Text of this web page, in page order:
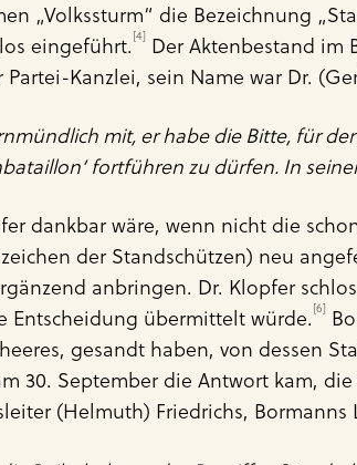
„Volkssturm“ die Bezeichnung
eingeführt. [4] Der Aktenbestand im
Kanzlei, sein Name war Dr.
mit, er habe die Bitte, für
fortführen zu dürfen. In
dankbar wäre, wenn nicht die
der Standschützen) neu
anbringen. Dr. Klopfer
Entscheidung übermittelt würde. [6]
gesandt haben, von dessen
30. September die Antwort kam,
(Helmuth) Friedrichs,